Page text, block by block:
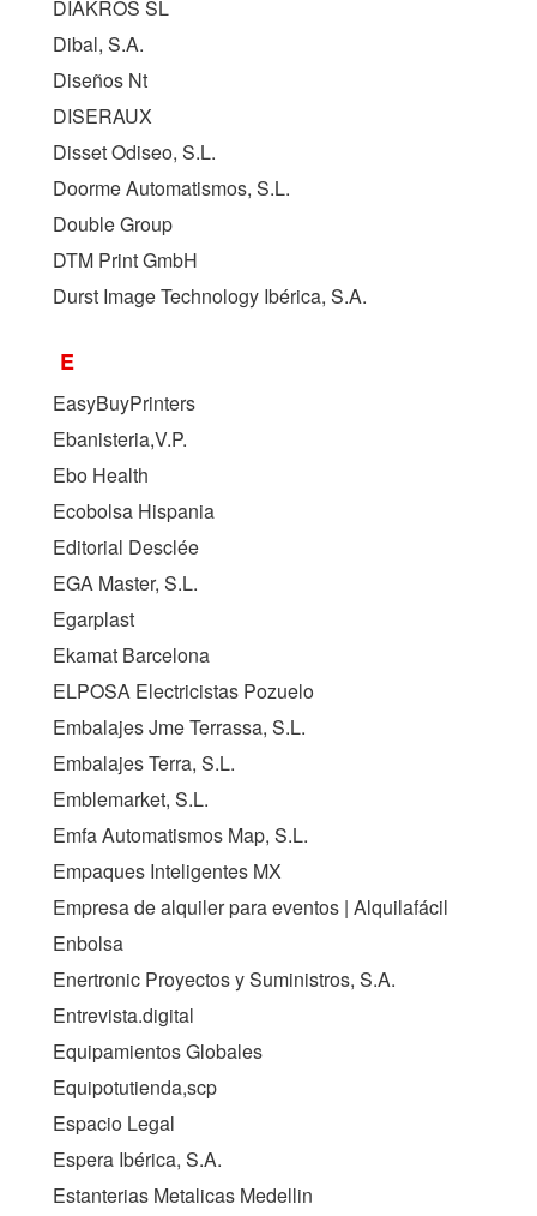
DIAKROS SL
Dibal, S.A.
Diseños Nt
DISERAUX
Disset Odiseo, S.L.
Doorme Automatismos, S.L.
Double Group
DTM Print GmbH
Durst Image Technology Ibérica, S.A.
E
EasyBuyPrinters
Ebanisteria,V.P.
Ebo Health
Ecobolsa Hispania
Editorial Desclée
EGA Master, S.L.
Egarplast
Ekamat Barcelona
ELPOSA Electricistas Pozuelo
Embalajes Jme Terrassa, S.L.
Embalajes Terra, S.L.
Emblemarket, S.L.
Emfa Automatismos Map, S.L.
Empaques Inteligentes MX
Empresa de alquiler para eventos | Alquilafácil
Enbolsa
Enertronic Proyectos y Suministros, S.A.
Entrevista.digital
Equipamientos Globales
Equipotutienda,scp
Espacio Legal
Espera Ibérica, S.A.
Estanterias Metalicas Medellin